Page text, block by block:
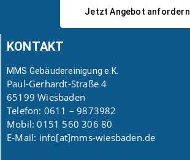
Jetzt Angebot anfordern
KONTAKT
MMS Gebäudereinigung e.K.
Paul-Gerhardt-Straße 4
65199 Wiesbaden
Telefon: 0611 – 9873982
Mobil: 0151 560 306 80
E-Mail: info[at]mms-wiesbaden.de